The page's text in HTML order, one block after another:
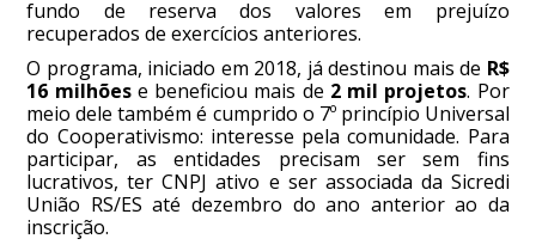
fundo de reserva dos valores em prejuízo
recuperados de exercícios anteriores.
O programa, iniciado em 2018, já destinou mais de R$
16 milhõese beneficiou mais de 2 mil projetos. Por
meio dele também é cumprido o 7º princípio Universal
do Cooperativismo: interesse pela comunidade. Para
participar, as entidades precisam ser sem fins
lucrativos, ter CNPJ ativo e ser associada da Sicredi
União RS/ES até dezembro do ano anterior ao da
inscrição.